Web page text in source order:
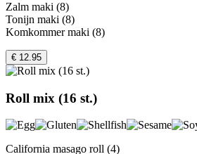
Zalm maki (8)
Tonijn maki (8)
Komkommer maki (8)
€ 12.95
Roll mix (16 st.)
California masago roll (4)